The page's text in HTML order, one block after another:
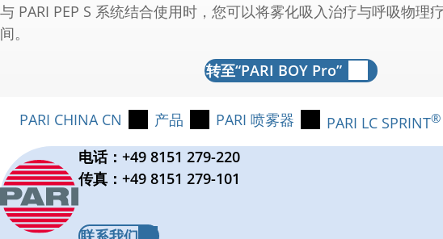
与 PARI PEP S 系统结合使用时，您可以将雾化吸入治疗与呼吸物理
间。
转至“PARI BOY Pro”
PARI CHINA CN 产品 PARI 喷雾器 PARI LC SPRINT®
电话：+49 8151 279-220
传真：+49 8151 279-101